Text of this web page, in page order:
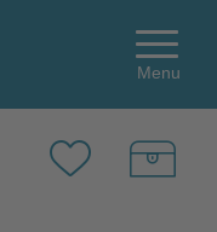
Menu